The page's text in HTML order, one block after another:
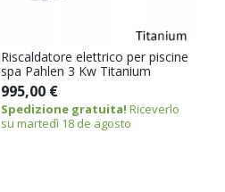
Riscaldatore elettrico per piscine
spa Pahlen 3 Kw Titanium
995,00 €
Spedizione gratuita! Riceverlo
su martedì 18 de agosto